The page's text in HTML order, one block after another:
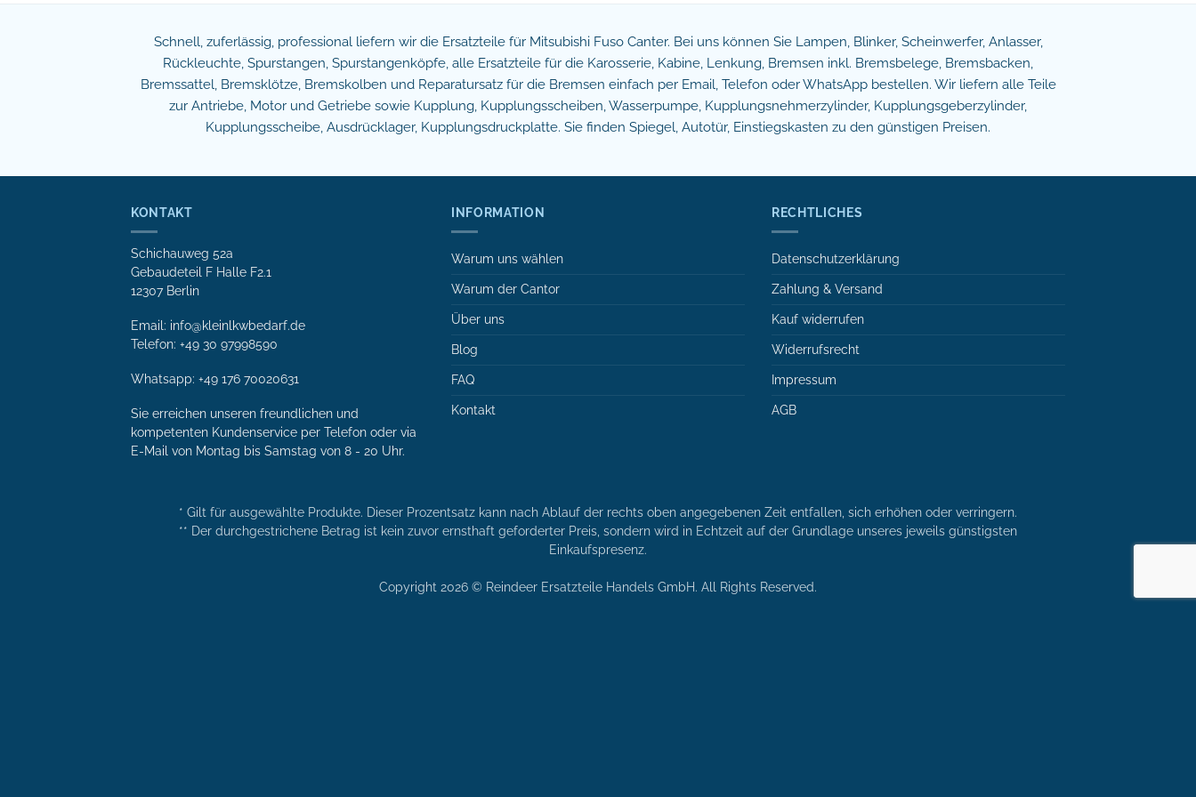
Schnell, zuferlässig, professional liefern wir die Ersatzteile für Mitsubishi Fuso Canter. Bei uns können Sie Lampen, Blinker, Scheinwerfer, Anlasser,
Rückleuchte, Spurstangen, Spurstangenköpfe, alle Ersatzteile für die Karosserie, Kabine, Lenkung, Bremsen inkl. Bremsbelege, Bremsbacken,
Bremssattel, Bremsklötze, Bremskolben und Reparatursatz für die Bremsen einfach per Email, Telefon oder WhatsApp bestellen. Wir liefern alle Teile
zur Antriebe, Motor und Getriebe sowie Kupplung, Kupplungsscheiben, Wasserpumpe, Kupplungsnehmerzylinder, Kupplungsgeberzylinder,
Kupplungsscheibe, Ausdrücklager, Kupplungsdruckplatte. Sie finden Spiegel, Autotür, Einstiegskasten zu den günstigen Preisen.
KONTAKT
Schichauweg 52a
Gebaudeteil F Halle F2.1
12307 Berlin
Email: info@kleinlkwbedarf.de
Telefon: +49 30 97998590
Whatsapp: +49 176 70020631
Sie erreichen unseren freundlichen und
kompetenten Kunden­service per Tele­fon oder via
E-Mail von Mon­tag bis Samstag von 8 - 20 Uhr.
INFORMATION
Warum uns wählen
Warum der Cantor
Über uns
Blog
FAQ
Kontakt
RECHTLICHES
Datenschutzerklärung
Zahlung & Versand
Kauf widerrufen
Widerrufsrecht
Impressum
AGB
* Gilt für ausgewählte Produkte. Dieser Prozentsatz kann nach Ablauf der rechts oben angegebenen Zeit entfallen, sich erhöhen oder verringern.
** Der durchgestrichene Betrag ist kein zuvor ernsthaft geforderter Preis, sondern wird in Echtzeit auf der Grundlage unseres jeweils günstigsten
Einkaufspresenz.
Copyright 2026 © Reindeer Ersatzteile Handels GmbH. All Rights Reserved.